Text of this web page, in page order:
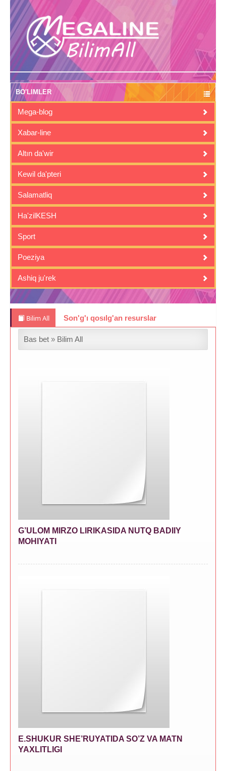
BO'LIMLER
Mega-blog
Xabar-line
Altın da'wir
Kewil da'pteri
Salamatliq
Ha'zilKESH
Sport
Poeziya
Ashiq ju'rek
Bilim All Son'g'ı qosılg'an resurslar
Bas bet » Bilim All
G’ULOM MIRZO LIRIKASIDA NUTQ BADIIY
MOHIYATI
E.SHUKUR SHE’RUYATIDA SO’Z VA MATN
YAXLITLIGI